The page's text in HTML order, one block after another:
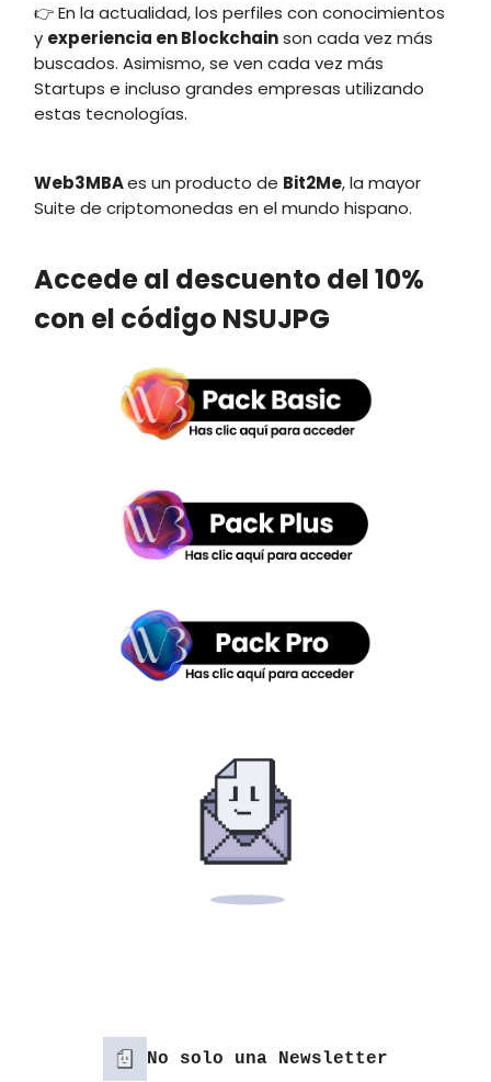
👉 En la actualidad, los perfiles con conocimientos
y experiencia en Blockchainson cada vez más
buscados. Asimismo, se ven cada vez más
Startups e incluso grandes empresas utilizando
estas tecnologías.
Web3MBAes un producto de Bit2Me, la mayor
Suite de criptomonedas en el mundo hispano.
Accede al descuento del 10%
con el código NSUJPG
No solo una Newsletter